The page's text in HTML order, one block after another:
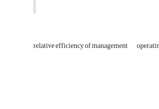
relative efficiency of management